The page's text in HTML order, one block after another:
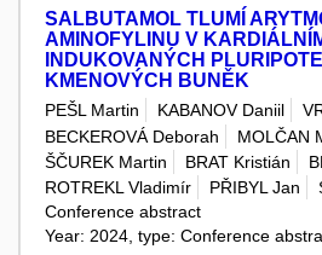
SALBUTAMOL TLUMÍ
AMINOFYLINU V
INDUKOVANÝCH
KMENOVÝCH BUNĚK
PEŠL Martin KABANOV Daniil
BECKEROVÁ Deborah
MOLČAN
ŠČUREK Martin
BRAT Kristián
ROTREKL Vladimír
PŘIBYL Jan
Conference abstract
Year: 2024, type: Conference